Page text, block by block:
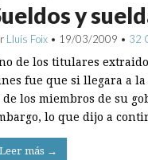
y
Lluís Foix • 19/03/2009 • 32
de los titulares
fue que si llegara a
de los miembros de su
lo que dijo a
Leer más →